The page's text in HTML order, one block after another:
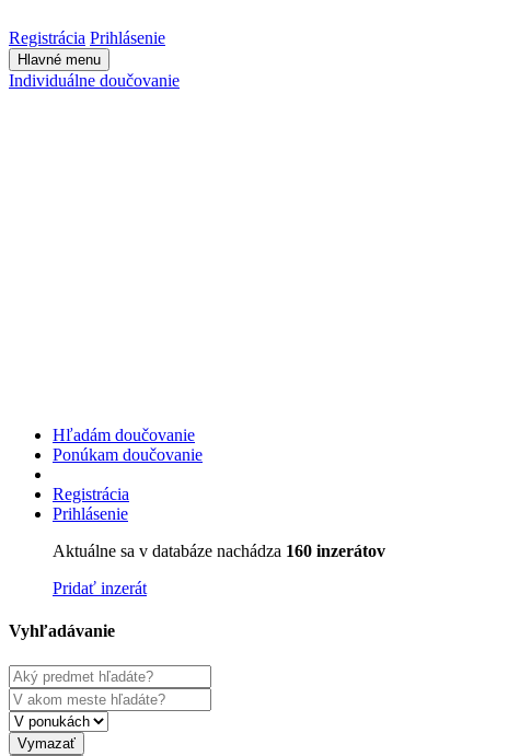
Registrácia Prihlásenie
Hlavné menu
Individuálne doučovanie
Hľadám doučovanie
Ponúkam doučovanie
Registrácia
Prihlásenie
Aktuálne sa v databáze nachádza 160 inzerátov
Pridať inzerát
Vyhľadávanie
Vymazať